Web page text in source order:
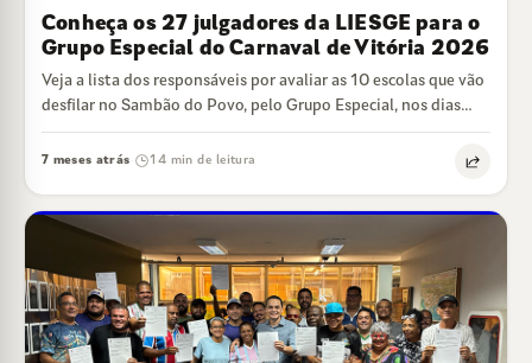
Conheça os 27 julgadores da LIESGE para o
Grupo Especial do Carnaval de Vitória 2026
Veja a lista dos responsáveis por avaliar as 10 escolas que vão
desfilar no Sambão do Povo, pelo Grupo Especial, nos dias…
7 meses atrás 14 min de leitura